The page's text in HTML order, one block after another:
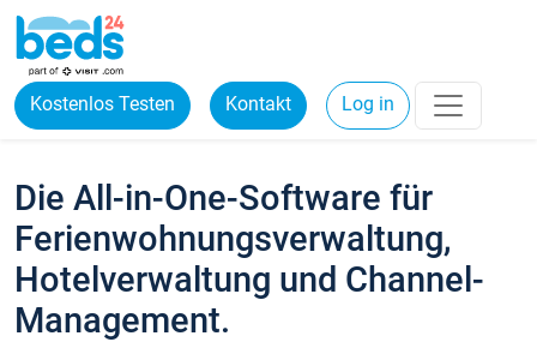
Kostenlos Testen Kontakt Log in
Die All-in-One-Software für
Ferienwohnungsverwaltung,
Hotelverwaltung und Channel-
Management.